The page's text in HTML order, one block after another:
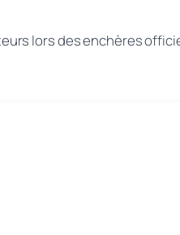
lors des enchères